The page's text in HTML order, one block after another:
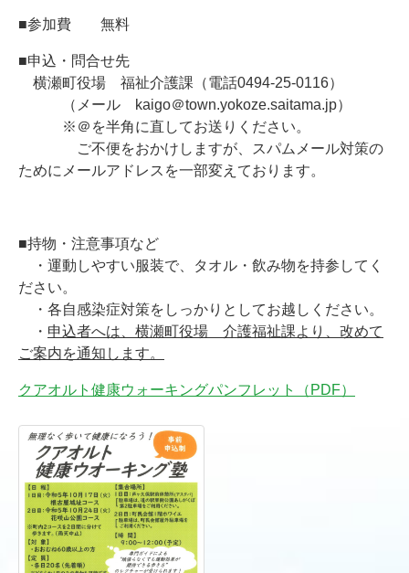
■参加費 無料
■申込・問合せ先
横瀬町役場 福祉介護課（電話0494-25-0116）
（メール kaigo＠town.yokoze.saitama.jp）
※＠を半角に直してお送りください。
ご不便をおかけしますが、スパムメール対策の
ためにメールアドレスを一部変えております。
■持物・注意事項など
・運動しやすい服装で、タオル・飲み物を持参してく
ださい。
・各自感染症対策をしっかりとしてお越しください。
・ 申込者へは、横瀬町役場 介護福祉課より、改めて
ご案内を通知します。
クアオルト健康ウォーキングパンフレット（PDF）